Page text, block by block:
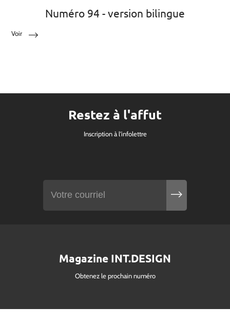
Numéro 94 - version bilingue
Voir
Restez à l'affut
Inscription à l'infolettre
Magazine INT.DESIGN
Obtenez le prochain numéro